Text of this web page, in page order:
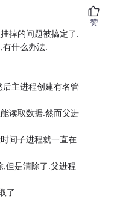
掉的问题被搞定了.
什么办法.
主进程创建有名管
读取数据.然而父进
间子进程就一直在
,但是清除了.父进程
了
赞